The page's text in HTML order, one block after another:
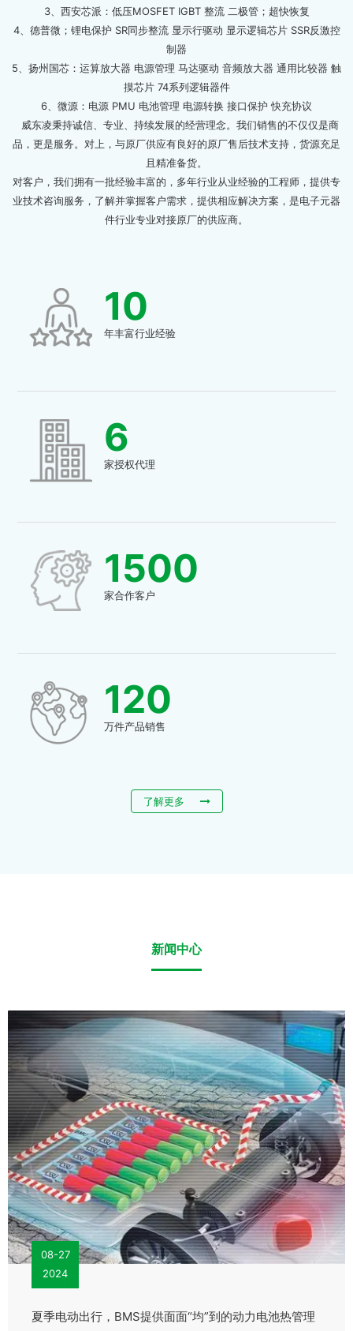
3、西安芯派：低压MOSFET IGBT 整流 二极管；超快恢复
4、德普微；锂电保护 SR同步整流 显示行驱动 显示逻辑芯片 SSR反激控
制器
5、扬州国芯：运算放大器 电源管理 马达驱动 音频放大器 通用比较器 触
摸芯片 74系列逻辑器件
6、微源：电源 PMU 电池管理 电源转换 接口保护 快充协议
威东凌秉持诚信、专业、持续发展的经营理念。我们销售的不仅仅是商
品，更是服务。对上，与原厂供应有良好的原厂售后技术支持，货源充足
且精准备货。
对客户，我们拥有一批经验丰富的，多年行业从业经验的工程师，提供专
业技术咨询服务，了解并掌握客户需求，提供相应解决方案，是电子元器
件行业专业对接原厂的供应商。
10
年丰富行业经验
6
家授权代理
1500
家合作客户
120
万件产品销售
了解更多
新闻中心
08-27
2024
夏季电动出行，BMS提供面面“均”到的动力电池热管理